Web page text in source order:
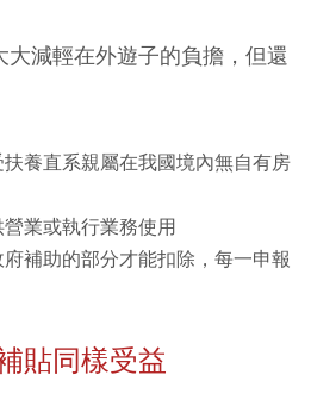
減輕在外遊子的負擔，但還
養直系親屬在我國境內無自有房
業或執行業務使用
補助的部分才能扣除，每一申報
貼同樣受益